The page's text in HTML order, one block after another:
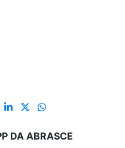
DA ABRASCE